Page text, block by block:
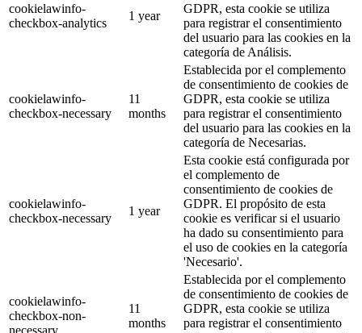
cookielawinfo-
checkbox-analytics
1 year
GDPR, esta cookie se utiliza
para registrar el consentimiento
del usuario para las cookies en la
categoría de Análisis.
cookielawinfo-
checkbox-necessary
11
months
Establecida por el complemento
de consentimiento de cookies de
GDPR, esta cookie se utiliza
para registrar el consentimiento
del usuario para las cookies en la
categoría de Necesarias.
cookielawinfo-
checkbox-necessary
1 year
Esta cookie está configurada por
el complemento de
consentimiento de cookies de
GDPR. El propósito de esta
cookie es verificar si el usuario
ha dado su consentimiento para
el uso de cookies en la categoría
'Necesario'.
cookielawinfo-
checkbox-non-
11
months
Establecida por el complemento
de consentimiento de cookies de
GDPR, esta cookie se utiliza
para registrar el consentimiento